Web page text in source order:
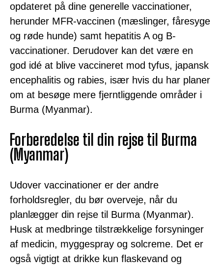
opdateret på dine generelle vaccinationer,
herunder MFR-vaccinen (mæslinger, fåresyge
og røde hunde) samt hepatitis A og B-
vaccinationer. Derudover kan det være en
god idé at blive vaccineret mod tyfus, japansk
encephalitis og rabies, især hvis du har planer
om at besøge mere fjerntliggende områder i
Burma (Myanmar).
Forberedelse til din rejse til Burma
(Myanmar)
Udover vaccinationer er der andre
forholdsregler, du bør overveje, når du
planlægger din rejse til Burma (Myanmar).
Husk at medbringe tilstrækkelige forsyninger
af medicin, myggespray og solcreme. Det er
også vigtigt at drikke kun flaskevand og